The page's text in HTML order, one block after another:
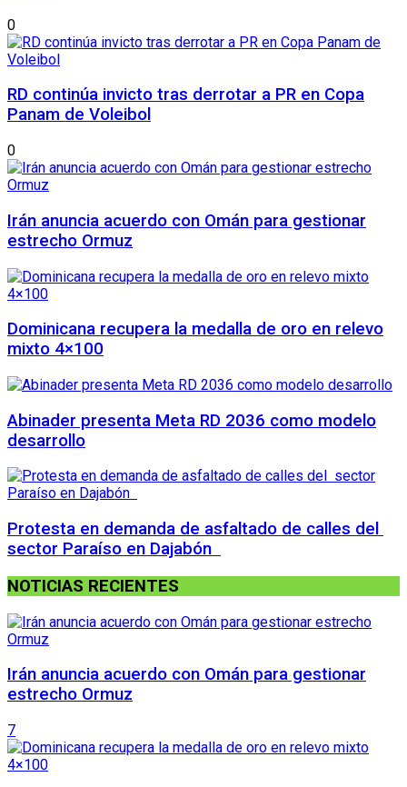
0
RD continúa invicto tras derrotar a PR en Copa
Panam de Voleibol
0
Irán anuncia acuerdo con Omán para gestionar
estrecho Ormuz
Dominicana recupera la medalla de oro en relevo
mixto 4×100
Abinader presenta Meta RD 2036 como modelo
desarrollo
Protesta en demanda de asfaltado de calles del
sector Paraíso en Dajabón
NOTICIAS RECIENTES
Irán anuncia acuerdo con Omán para gestionar
estrecho Ormuz
7